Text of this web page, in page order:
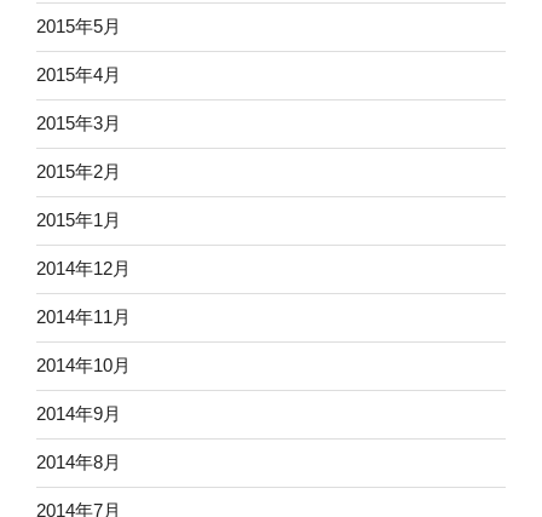
2015年5月
2015年4月
2015年3月
2015年2月
2015年1月
2014年12月
2014年11月
2014年10月
2014年9月
2014年8月
2014年7月